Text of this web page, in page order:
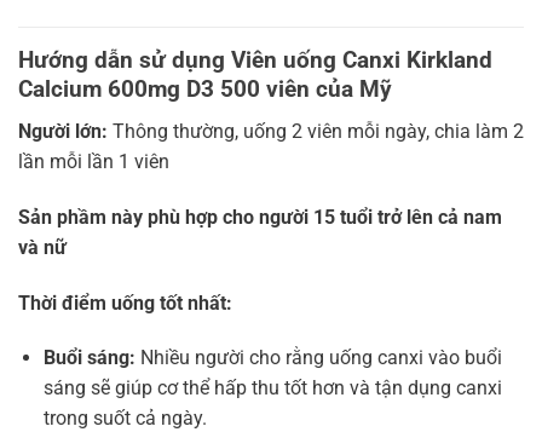
Hướng dẫn sử dụng Viên uống Canxi Kirkland
Calcium 600mg D3 500 viên của Mỹ
Người lớn: Thông thường, uống 2 viên mỗi ngày, chia làm 2
lần mỗi lần 1 viên
Sản phầm này phù hợp cho người 15 tuổi trở lên cả nam
và nữ
Thời điểm uống tốt nhất:
Buổi sáng: Nhiều người cho rằng uống canxi vào buổi
sáng sẽ giúp cơ thể hấp thu tốt hơn và tận dụng canxi
trong suốt cả ngày.